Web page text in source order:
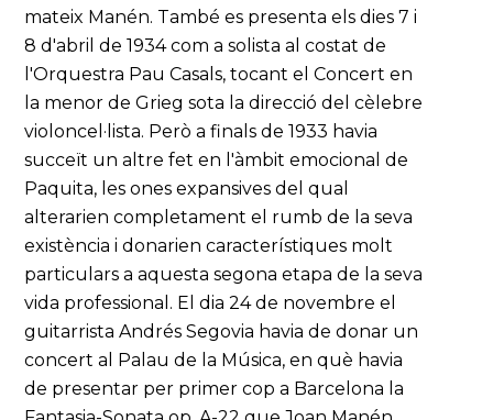
mateix Manén. També es presenta els dies 7 i
8 d'abril de 1934 com a solista al costat de
l'Orquestra Pau Casals, tocant el Concert en
la menor de Grieg sota la direcció del cèlebre
violoncel·lista. Però a finals de 1933 havia
succeït un altre fet en l'àmbit emocional de
Paquita, les ones expansives del qual
alterarien completament el rumb de la seva
existència i donarien característiques molt
particulars a aquesta segona etapa de la seva
vida professional. El dia 24 de novembre el
guitarrista Andrés Segovia havia de donar un
concert al Palau de la Música, en què havia
de presentar per primer cop a Barcelona la